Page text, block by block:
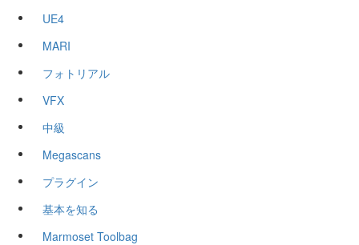
UE4
MARI
フォトリアル
VFX
中級
Megascans
プラグイン
基本を知る
Marmoset Toolbag